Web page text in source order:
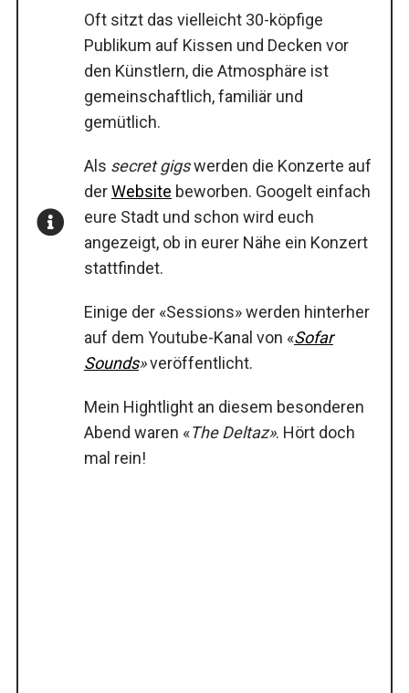
Oft sitzt das vielleicht 30-köpfige
Publikum auf Kissen und Decken vor
den Künstlern, die Atmosphäre ist
gemeinschaftlich, familiär und
gemütlich.
Als secret gigswerden die Konzerte auf
derWebsite beworben. Googelt einfach
eure Stadt und schon wird euch
angezeigt, ob in eurer Nähe ein Konzert
stattfindet.
Einige der «Sessions» werden hinterher
auf dem Youtube-Kanal von «Sofar
Sounds»veröffentlicht.
Mein Hightlight an diesem besonderen
Abend waren «The Deltaz». Hört doch
mal rein!